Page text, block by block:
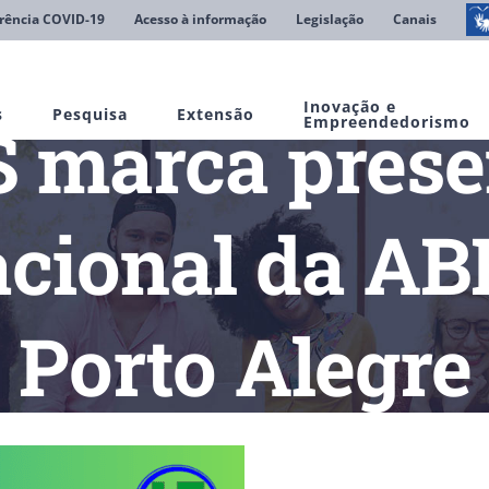
COVID-19 Acesso à informação Legislação Canais
Pesquisa Extensão Inovação e
Empreendedorismo
da
Porto Alegre